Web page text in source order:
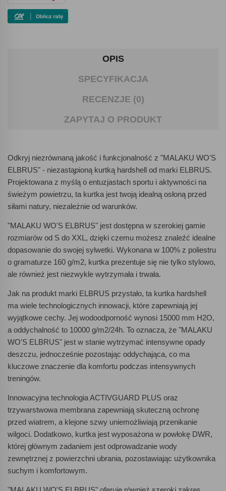
OPIS
SPECYFIKACJA
RECENZJE (0)
ZAPYTAJ O PRODUKT
Odkryj niezrównaną jakość i funkcjonalność z "MALAKU WO'S
ELBRUS" - niezastąpioną kurtką hardshell od marki ELBRUS.
Projektowana z myślą o entuzjastach sportu i aktywności na
świeżym powietrzu, ta kurtka jest twoją idealną osłoną przed
siłami natury, niezależnie od warunków.
"MALAKU WO'S ELBRUS" jest dostępna w szerokiej gamie
rozmiarów od S do XXL, dzięki czemu możesz znaleźć idealne
dopasowanie do swojej sylwetki. Wykonana w 100% z poliestru
o gramaturze 160 g/m2, kurtka prezentuje się nie tylko stylowo,
ale również jest niezwykle wytrzymała i trwała.
Jak na produkt marki ELBRUS przystało, ta kurtka hardshell
ma wiele technologicznych innowacji, które zapewniają jej
wyjątkowe cechy. Jej wodoodporność wynosi 15000 mm H2O,
a oddychalność to 10000 g/m2/24h. To oznacza, że "MALAKU
WO'S ELBRUS" jest w stanie wytrzymać intensywne opady
deszczu, jednocześnie pozostając oddychająca, co ma
kluczowe znaczenie dla komfortu podczas intensywnych
treningów.
Innowacyjna technologia ACTIVGUARD PLUS oraz
trzywarstwowa membrana zapewniają skuteczną ochronę
przed wiatrem, a klejone szwy uniemożliwiają przenikanie
wilgoci. Dodatkowo, kurtka jest wyposażona w powłokę DWR,
której głównym zadaniem jest odprowadzanie wody
zewnętrznej z powierzchni ubrania, pozostawiając użytkownika
suchym i komfortowym.